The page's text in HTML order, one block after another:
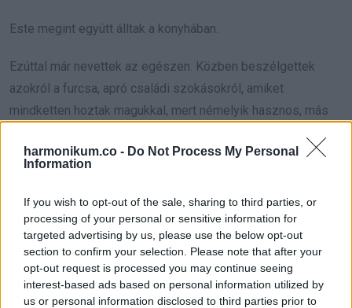
harmonikum.co - Do Not Process My Personal
Information
If you wish to opt-out of the sale, sharing to third parties, or
processing of your personal or sensitive information for
targeted advertising by us, please use the below opt-out
section to confirm your selection. Please note that after your
opt-out request is processed you may continue seeing
interest-based ads based on personal information utilized by
us or personal information disclosed to third parties prior to
Este megint együtt álltak a konyhában.
Ezúttal már nevettek az egészen. Közben beszélgettek
azokról a furcsa, apró családi szokásokról, amiket
mindketten hoztak magukkal, mert némelyik hasznos, más
tojásokat leöblítés nélkül, és semmi különös nem történt.
nem attól működik, hogy minden szokás passzol. Attól lesz
erős, hogy kíváncsiak maradunk, nem védekezünk, hálát
adunk, nem hasonlítgatunk, és el tudjuk engedni azt, ami már
nem segít.